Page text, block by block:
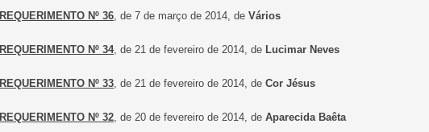
REQUERIMENTO Nº 36, de 7 de março de 2014, de Vários
REQUERIMENTO Nº 34, de 21 de fevereiro de 2014, de Lucimar Neves
REQUERIMENTO Nº 33, de 21 de fevereiro de 2014, de Cor Jésus
REQUERIMENTO Nº 32, de 20 de fevereiro de 2014, de Aparecida Baêta